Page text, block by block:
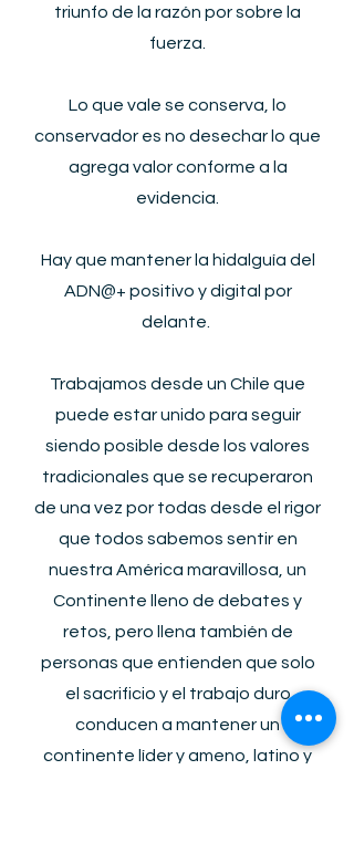
triunfo de la razón por sobre la
fuerza.
Lo que vale se conserva, lo
conservador es no desechar lo que
agrega valor conforme a la
evidencia.​
Hay que mantener la hidalguía del
ADN@+ positivo y digital por
delante.
Trabajamos desde un Chile que
puede estar unido para seguir
siendo posible desde los valores
tradicionales que se recuperaron
de una vez por todas desde el rigor
que todos sabemos sentir en
nuestra América maravillosa, un
Continente lleno de debates y
retos, pero llena también de
personas que entienden que solo
el sacrificio y el trabajo duro
conducen a mantener un
continente líder y ameno, latino y